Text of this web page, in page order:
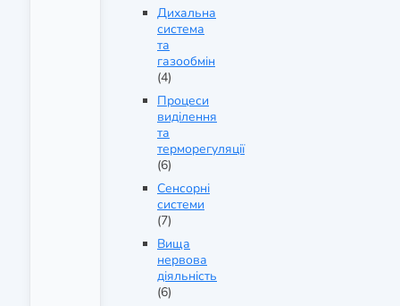
Дихальна
система
та
газообмін
(4)
Процеси
виділення
та
терморегуляції
(6)
Сенсорні
системи
(7)
Вища
нервова
діяльність
(6)